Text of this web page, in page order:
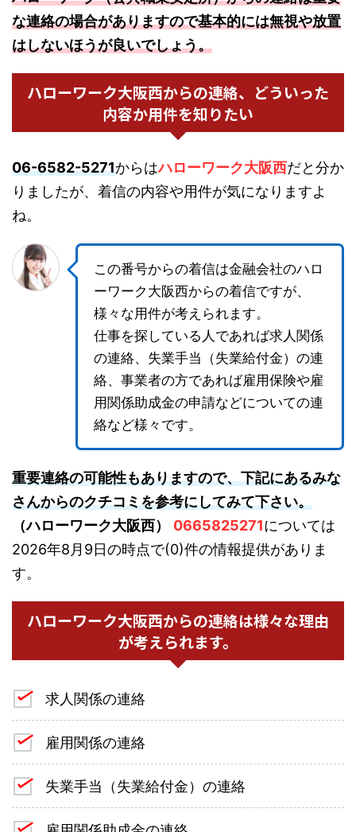
な連絡の場合がありますので基本的には無視や放置
はしないほうが良いでしょう。
ハローワーク大阪西からの連絡、どういった
内容か用件を知りたい
06-6582-5271からはハローワーク大阪西だと分か
りましたが、着信の内容や用件が気になりますよ
ね。
この番号からの着信は金融会社のハロ
ーワーク大阪西からの着信ですが、
様々な用件が考えられます。
仕事を探している人であれば求人関係
の連絡、失業手当（失業給付金）の連
絡、事業者の方であれば雇用保険や雇
用関係助成金の申請などについての連
絡など様々です。
重要連絡の可能性もありますので、下記にあるみな
さんからのクチコミを参考にしてみて下さい。
（ハローワーク大阪西）
0665825271については
2026年8月9日の時点で(0)件の情報提供がありま
す。
ハローワーク大阪西からの連絡は様々な理由
が考えられます。
求人関係の連絡
雇用関係の連絡
失業手当（失業給付金）の連絡